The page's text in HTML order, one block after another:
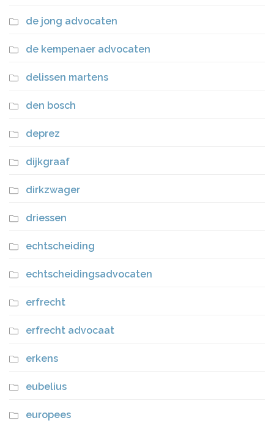
de jong advocaten
de kempenaer advocaten
delissen martens
den bosch
deprez
dijkgraaf
dirkzwager
driessen
echtscheiding
echtscheidingsadvocaten
erfrecht
erfrecht advocaat
erkens
eubelius
europees